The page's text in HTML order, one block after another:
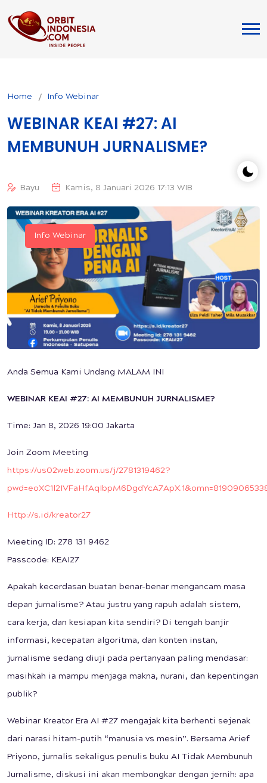
Home Info Webinar
WEBINAR KEAI #27: AI
MEMBUNUH JURNALISME?
Bayu Kamis, 8 Januari 2026 17:13 WIB
Info Webinar
Anda Semua Kami Undang MALAM INI
WEBINAR KEAI #27: AI MEMBUNUH JURNALISME?
Time: Jan 8, 2026 19:00 Jakarta
Join Zoom Meeting
https://us02web.zoom.us/j/2781319462?
Http://s.id/kreator27
Meeting ID: 278 131 9462
Passcode: KEAI27
Apakah kecerdasan buatan benar-benar mengancam masa
depan jurnalisme? Atau justru yang rapuh adalah sistem,
cara kerja, dan kesiapan kita sendiri? Di tengah banjir
informasi, kecepatan algoritma, dan konten instan,
jurnalisme sedang diuji pada pertanyaan paling mendasar:
masihkah ia mampu menjaga makna, nurani, dan kepentingan
publik?
Webinar Kreator Era AI #27 mengajak kita berhenti sejenak
dari narasi hitam-putih “manusia vs mesin”. Bersama Arief
Priyono, jurnalis sekaligus penulis buku AI Tidak Membunuh
Jurnalisme, diskusi ini akan membongkar dengan jernih: apa